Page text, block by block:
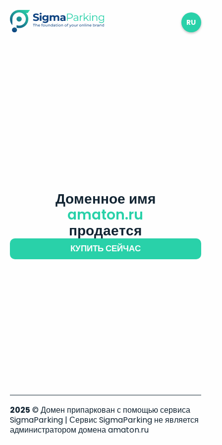
RU
Доменное имя
amaton.ru
продается
КУПИТЬ СЕЙЧАС
2025 © Домен припаркован с помощью сервиса
SigmaParking | Сервис SigmaParking не является
администратором домена amaton.ru